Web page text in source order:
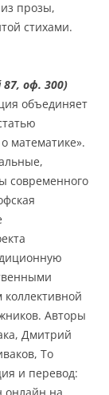
прозы,
стихами.
оф. 300)
объединяет
математике».
современного
коллективной
Авторы
Дмитрий
То
и перевод: